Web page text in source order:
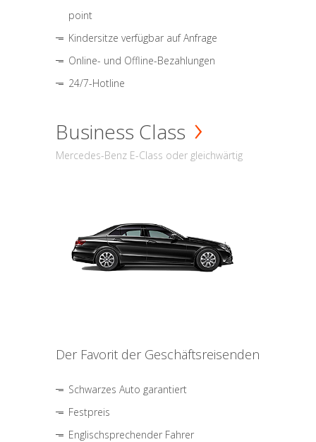
point
Kindersitze verfügbar auf Anfrage
Online- und Offline-Bezahlungen
24/7-Hotline
Business Class
Mercedes-Benz E-Class oder gleichwärtig
Der Favorit der Geschäftsreisenden
Schwarzes Auto garantiert
Festpreis
Englischsprechender Fahrer